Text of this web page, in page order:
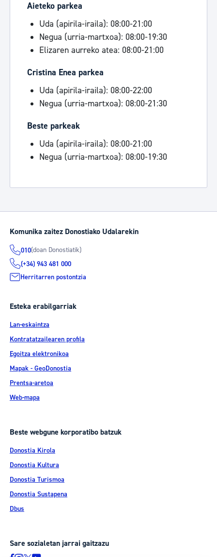
Aieteko parkea
Uda (apirila-iraila): 08:00-21:00
Negua (urria-martxoa): 08:00-19:30
Elizaren aurreko atea: 08:00-21:00
Cristina Enea parkea
Uda (apirila-iraila): 08:00-22:00
Negua (urria-martxoa): 08:00-21:30
Beste parkeak
Uda (apirila-iraila): 08:00-21:00
Negua (urria-martxoa): 08:00-19:30
Komunika zaitez Donostiako Udalarekin
010(doan Donostiatik)
(+34) 943 481 000
Herritarren postontzia
Esteka erabilgarriak
Lan-eskaintza
Kontratatzailearen profila
Egoitza elektronikoa
Mapak - GeoDonostia
Prentsa-aretoa
Web-mapa
Beste webgune korporatibo batzuk
Donostia Kirola
Donostia Kultura
Donostia Turismoa
Donostia Sustapena
Dbus
Sare sozialetan jarrai gaitzazu